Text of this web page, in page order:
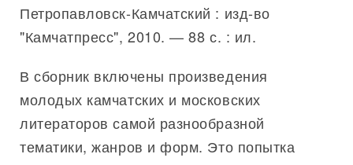
Петропавловск-Камчатский : изд-во
"Камчатпресс", 2010. — 88 с. : ил.
В сборник включены произведения
молодых камчатских и московских
литераторов самой разнообразной
тематики, жанров и форм. Это попытка